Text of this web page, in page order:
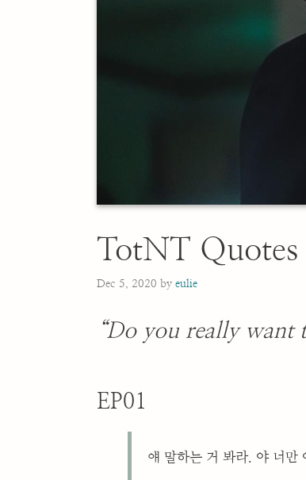
TotNT
Dec 5, 2020 by eulie
“Do you really want
EP01
얘 말하는 거 봐라. 야 너만